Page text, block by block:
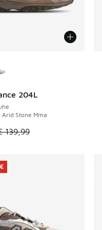
204L
Stone Mma
ist im Sale. Der
139,99